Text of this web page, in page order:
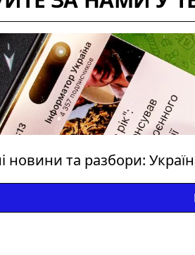
новини та разбори: